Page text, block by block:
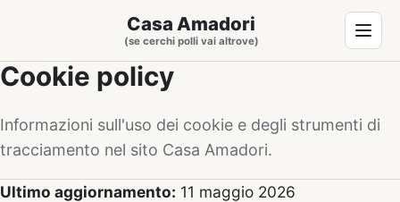
Casa Amadori
(se cerchi polli vai altrove)
Cookie policy
Informazioni sull'uso dei cookie e degli strumenti di
tracciamento nel sito Casa Amadori.
Ultimo aggiornamento: 11 maggio 2026